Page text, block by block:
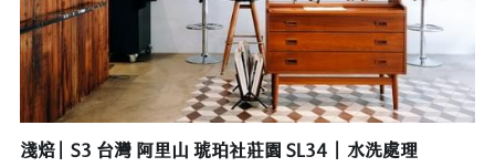
甜食
咖啡風格
about
台北不限時咖啡廳10
頂尖咖啡師吳則霖 最推薦這三家咖啡店
晴光市場旁自烘咖啡館｜#茹茹食記
搜索
淺焙| S3 台灣 阿里山 琥珀社莊園 SL34 | 水洗處理